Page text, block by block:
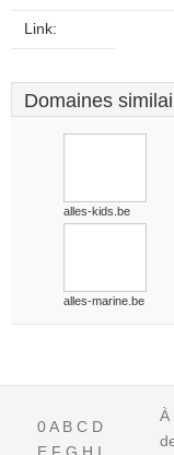
Link:
Domaines
alles-kids.be
alles-marine.be
0A B C D
À